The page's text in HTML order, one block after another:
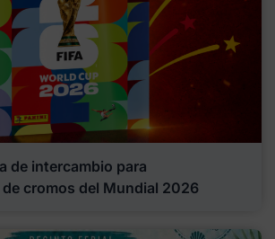
de intercambio para
cromos del Mundial 2026